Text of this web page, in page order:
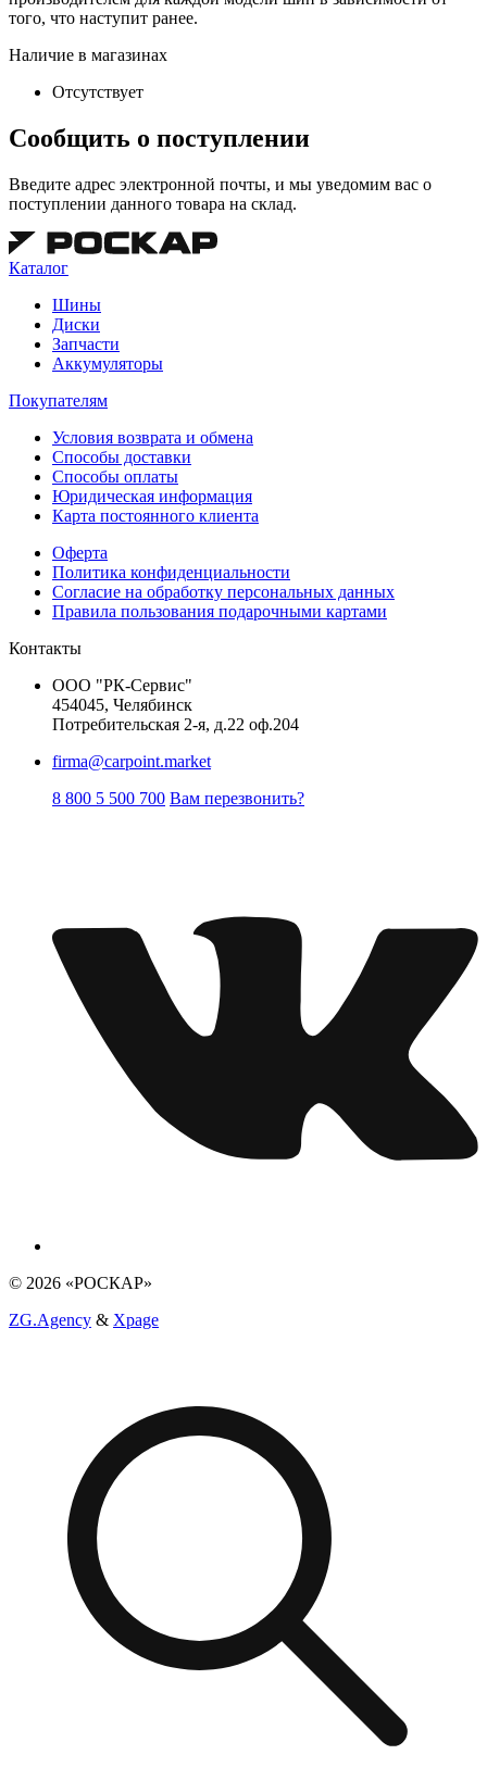
того, что наступит ранее.
Наличие в магазинах
Отсутствует
Сообщить о поступлении
Введите адрес электронной почты, и мы уведомим вас о
поступлении данного товара на склад.
Каталог
Шины
Диски
Запчасти
Аккумуляторы
Покупателям
Условия возврата и обмена
Способы доставки
Способы оплаты
Юридическая информация
Карта постоянного клиента
Оферта
Политика конфиденциальности
Согласие на обработку персональных данных
Правила пользования подарочными картами
Контакты
ООО "РК-Сервис"
454045, Челябинск
Потребительская 2-я, д.22 оф.204
firma@carpoint.market
8 800 5 500 700 Вам перезвонить?
© 2026 «РОСКАР»
ZG.Agency & Xpage